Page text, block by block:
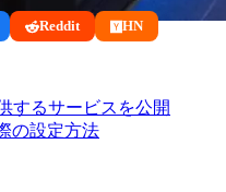
Reddit HN
するサービスを公開
の設定方法